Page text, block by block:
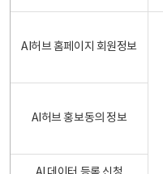
AI허브 홈페이지 회원정보
AI허브 홍보동의 정보